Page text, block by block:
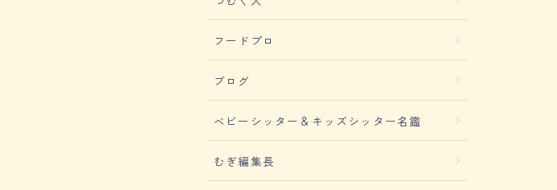
フードプロ
ブログ
ベビーシッター＆キッズシッター名鑑
むぎ編集長